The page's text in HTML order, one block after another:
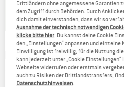
ECOALF -Mon -
(0)
Drittländern ohne angemessene Garantien
dem Zugriff durch Behörden. Durch
dich damit einverstanden, dass wir so
Ausnahme der technisch notwendigen
klicke bitte hier . Du kannst deine Cookie
den „Einstellungen“ anpassen und einzelne
Einwilligung ist freiwillig, für die Nutzung
kann jederzeit unter „Cookie
Webseite widerrufen oder erstmals
auch zu Risiken der Drittlandstransfers,
Datenschutzhinweisen